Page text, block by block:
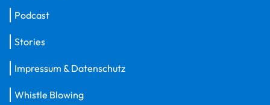
Podcast
Stories
Impressum & Datenschutz
Whistle Blowing